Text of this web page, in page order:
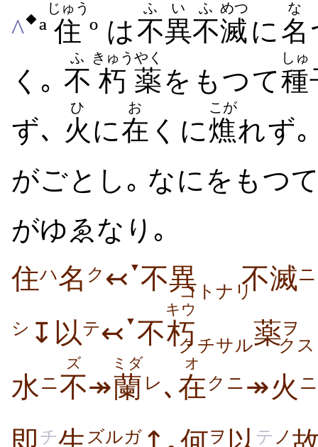
^◆ª 住
じゅう
º は不異
ふい
不
ふ
滅
めつ
に名
な
く｡ 不
ふ
朽
きゅう
薬
やく
をもつて種
しゅ
ず､ 火
ひ
に在
お
くに燋
こが
れず
がごとし｡ なにをもつ
がゆゑなり｡
住ハ名 ク ↢ ▼不異コトナリ不滅ニ
シ ↧以テ↢ ▼ 不朽
キウ
クチサル薬ヲ
ク
水ニ不
ズ
↠蘭
ミダ
レ ､ 在
オ
クニ ↠火 ニ
チ ズルガ ヲ テ ノ